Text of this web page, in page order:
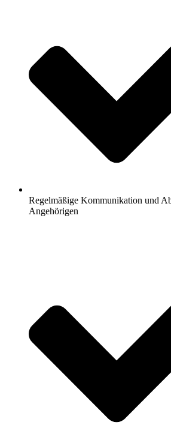
Regelmäßige Kommunikation und
Angehörigen